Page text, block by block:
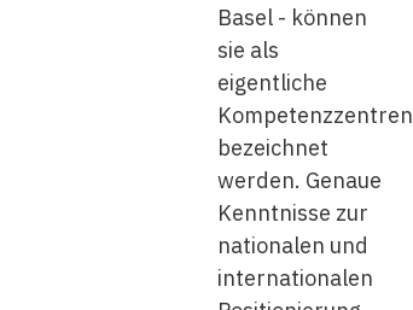
Basel - können
sie als
eigentliche
Kompetenzzentren
bezeichnet
werden. Genaue
Kenntnisse zur
nationalen und
internationalen